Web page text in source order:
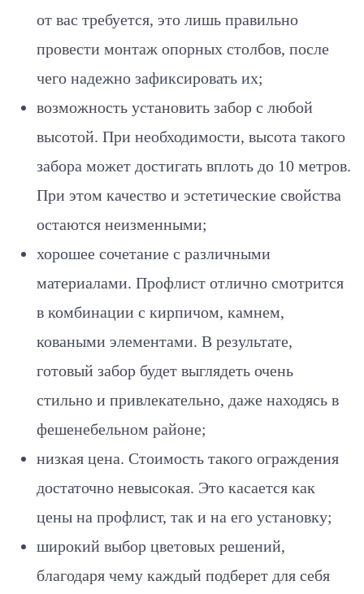
от вас требуется, это лишь правильно
провести монтаж опорных столбов, после
чего надежно зафиксировать их;
возможность установить забор с любой
высотой. При необходимости, высота такого
забора может достигать вплоть до 10 метров.
При этом качество и эстетические свойства
остаются неизменными;
хорошее сочетание с различными
материалами. Профлист отлично смотрится
в комбинации с кирпичом, камнем,
коваными элементами. В результате,
готовый забор будет выглядеть очень
стильно и привлекательно, даже находясь в
фешенебельном районе;
низкая цена. Стоимость такого ограждения
достаточно невысокая. Это касается как
цены на профлист, так и на его установку;
широкий выбор цветовых решений,
благодаря чему каждый подберет для себя